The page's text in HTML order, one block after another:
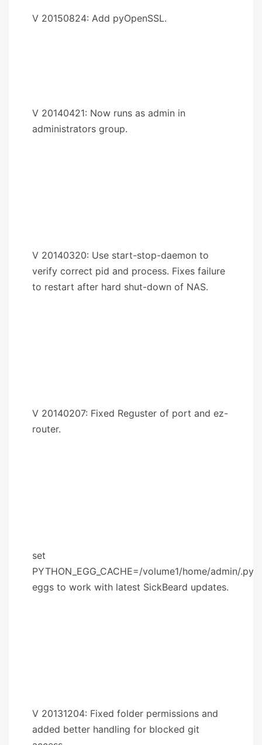
V 20150824: Add pyOpenSSL.
V 20140421: Now runs as admin in
administrators group.
V 20140320: Use start-stop-daemon to
verify correct pid and process. Fixes failure
to restart after hard shut-down of NAS.
V 20140207: Fixed Reguster of port and ez-
router.
set
PYTHON_EGG_CACHE=/volume1/home/admin/
eggs to work with latest SickBeard updates.
V 20131204: Fixed folder permissions and
added better handling for blocked git